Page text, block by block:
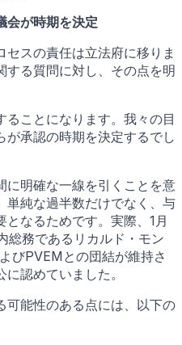
会が時期を決定
スの責任は立法府に移りま
する質問に対し、その点を明
ることになります。我々の目
承認の時期を決定するでし
に明確な一線を引くことを意
単純な過半数だけでなく、与
なるためです。実際、1月
総務であるリカルド・モン
びPVEMとの団結が維持さ
認めていました。
可能性のある点には、以下の